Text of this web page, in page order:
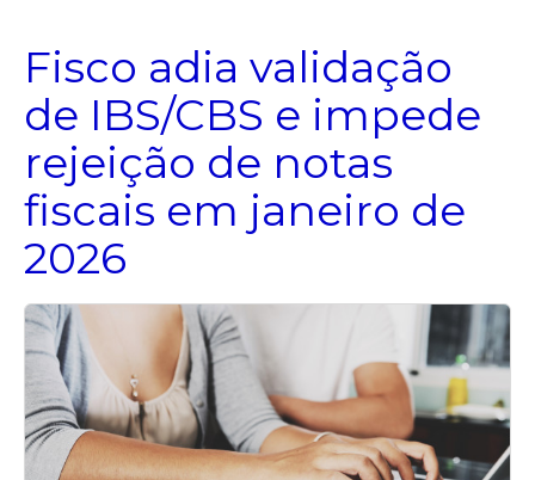
Fisco adia validação
de IBS/CBS e impede
rejeição de notas
fiscais em janeiro de
2026